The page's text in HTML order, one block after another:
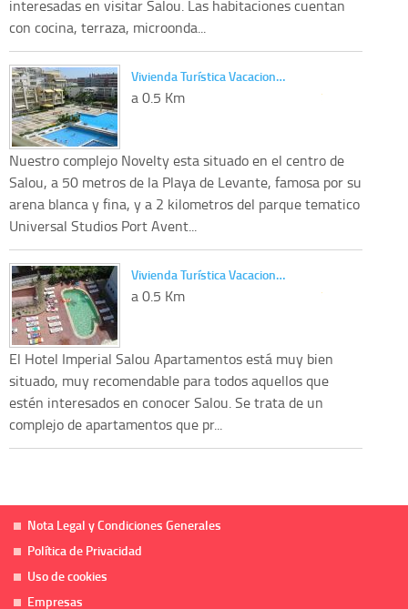
interesadas en visitar Salou. Las habitaciones cuentan
con cocina, terraza, microonda...
Vivienda Turística Vacacion…
a 0.5 Km
Nuestro complejo Novelty esta situado en el centro de
Salou, a 50 metros de la Playa de Levante, famosa por su
arena blanca y fina, y a 2 kilometros del parque tematico
Universal Studios Port Avent...
Vivienda Turística Vacacion…
a 0.5 Km
El Hotel Imperial Salou Apartamentos está muy bien
situado, muy recomendable para todos aquellos que
estén interesados en conocer Salou. Se trata de un
complejo de apartamentos que pr...
Nota Legal y Condiciones Generales
Política de Privacidad
Uso de cookies
Empresas